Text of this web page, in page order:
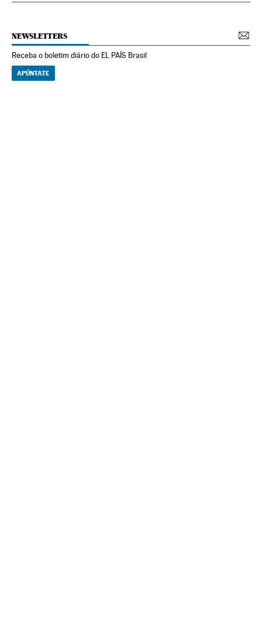
NEWSLETTERS
Receba o boletim diário do EL PAÍS Brasil
APÚNTATE